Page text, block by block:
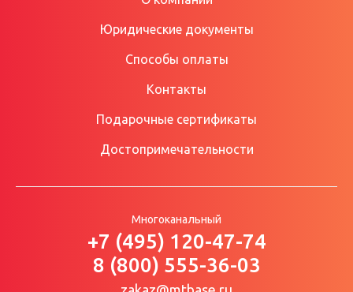
Юридические документы
Способы оплаты
Контакты
Подарочные сертификаты
Достопримечательности
Многоканальный
+7 (495) 120-47-74
8 (800) 555-36-03